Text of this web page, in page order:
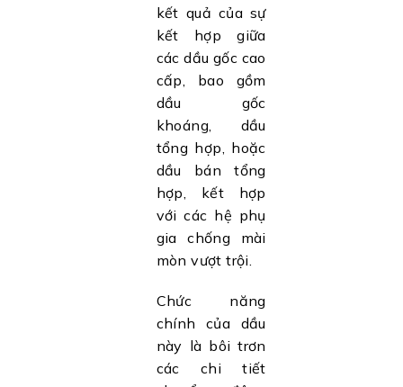
kết quả của sự
kết hợp giữa
các dầu gốc cao
cấp, bao gồm
dầu gốc
khoáng, dầu
tổng hợp, hoặc
dầu bán tổng
hợp, kết hợp
với các hệ phụ
gia chống mài
mòn vượt trội.
Chức năng
chính của dầu
này là bôi trơn
các chi tiết